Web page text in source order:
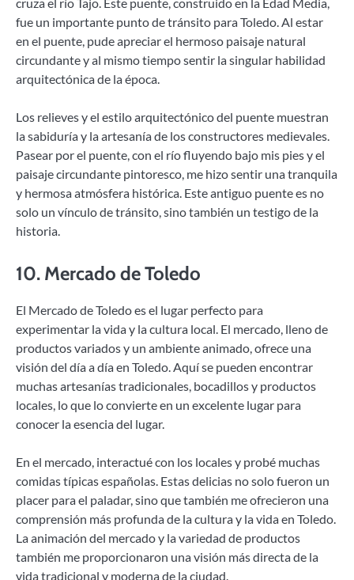
fue un importante punto de tránsito para Toledo. Al estar
en el puente, pude apreciar el hermoso paisaje natural
circundante y al mismo tiempo sentir la singular habilidad
arquitectónica de la época.
Los relieves y el estilo arquitectónico del puente muestran
la sabiduría y la artesanía de los constructores medievales.
Pasear por el puente, con el río fluyendo bajo mis pies y el
paisaje circundante pintoresco, me hizo sentir una tranquila
y hermosa atmósfera histórica. Este antiguo puente es no
solo un vínculo de tránsito, sino también un testigo de la
historia.
10. Mercado de Toledo
El Mercado de Toledo es el lugar perfecto para
experimentar la vida y la cultura local. El mercado, lleno de
productos variados y un ambiente animado, ofrece una
visión del día a día en Toledo. Aquí se pueden encontrar
muchas artesanías tradicionales, bocadillos y productos
locales, lo que lo convierte en un excelente lugar para
conocer la esencia del lugar.
En el mercado, interactué con los locales y probé muchas
comidas típicas españolas. Estas delicias no solo fueron un
placer para el paladar, sino que también me ofrecieron una
comprensión más profunda de la cultura y la vida en Toledo.
La animación del mercado y la variedad de productos
también me proporcionaron una visión más directa de la
vida tradicional y moderna de la ciudad.